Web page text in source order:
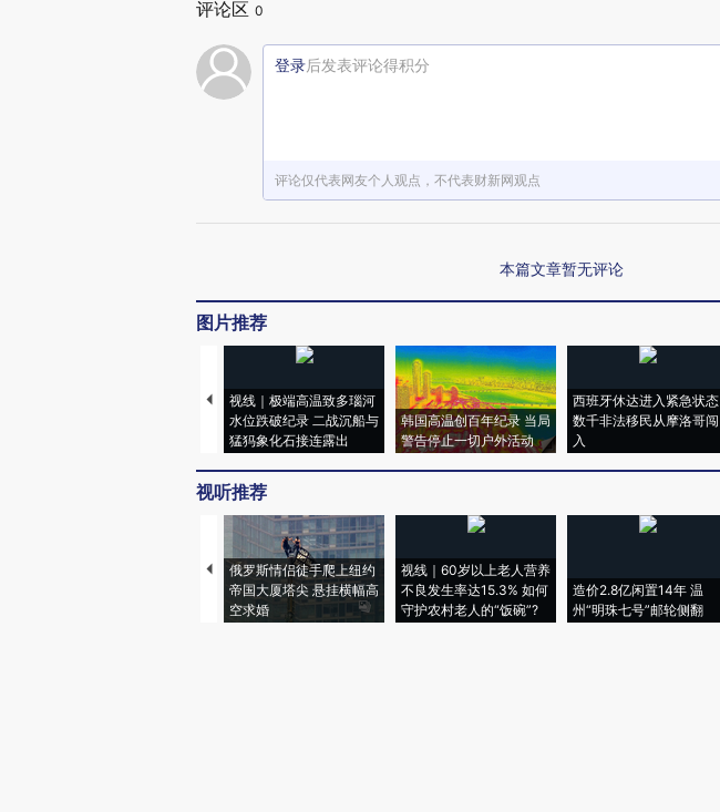
评论区 0
登录后发表评论得积分
评论仅代表网友个人观点，不代表财新网观点
本篇文章暂无评论
图片推荐
视线｜极端高温致多瑙河
水位跌破纪录 二战沉船与
猛犸象化石接连露出
韩国高温创百年纪录 当局
警告停止一切户外活动
西班牙休达进入紧急状态
数千非法移民从摩洛哥闯
入
视听推荐
俄罗斯情侣徒手爬上纽约
帝国大厦塔尖 悬挂横幅高
空求婚
视线｜60岁以上老人营养
不良发生率达15.3% 如何
守护农村老人的“饭碗”?
造价2.8亿闲置14年 温
州“明珠七号”邮轮侧翻